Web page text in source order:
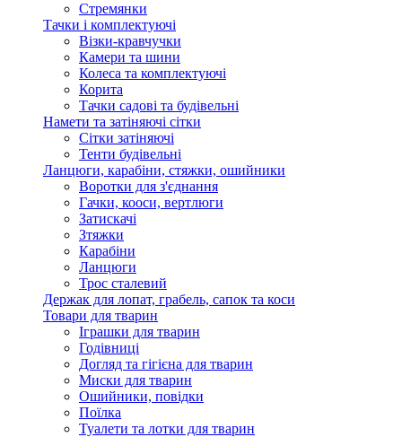
Стремянки
Тачки і комплектуючі
Візки-кравчучки
Камери та шини
Колеса та комплектуючі
Корита
Тачки садові та будівельні
Намети та затіняючі сітки
Сітки затіняючі
Тенти будівельні
Ланцюги, карабіни, стяжки, ошийники
Воротки для з'єднання
Гачки, кооси, вертлюги
Затискачі
Зтяжки
Карабіни
Ланцюги
Трос сталевий
Держак для лопат, грабель, сапок та коси
Товари для тварин
Іграшки для тварин
Годівниці
Догляд та гігієна для тварин
Миски для тварин
Ошийники, повідки
Поїлка
Туалети та лотки для тварин